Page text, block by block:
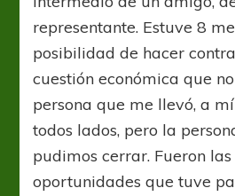
representante. Estuve 8
posibilidad de hacer
cuestión económica que
persona que me llevó, a
todos lados, pero la
pudimos cerrar. Fueron
oportunidades que tuve